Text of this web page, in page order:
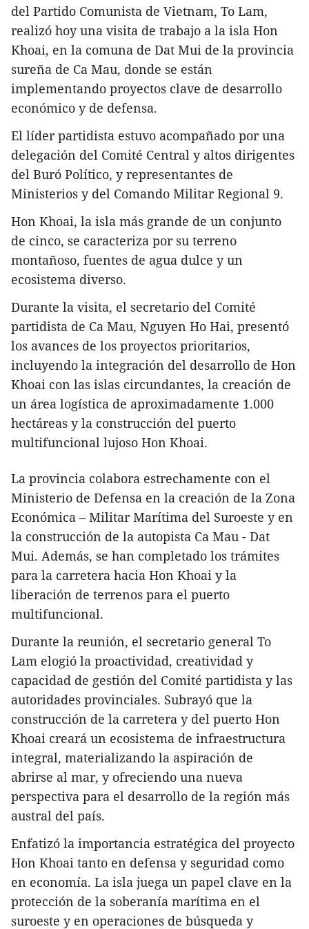
del Partido Comunista de Vietnam, To Lam,
realizó hoy una visita de trabajo a la isla Hon
Khoai, en la comuna de Dat Mui de la provincia
sureña de Ca Mau, donde se están
implementando proyectos clave de desarrollo
económico y de defensa.
El líder partidista estuvo acompañado por una
delegación del Comité Central y altos dirigentes
del Buró Político, y representantes de
Ministerios y del Comando Militar Regional 9.
Hon Khoai, la isla más grande de un conjunto
de cinco, se caracteriza por su terreno
montañoso, fuentes de agua dulce y un
ecosistema diverso.
Durante la visita, el secretario del Comité
partidista de Ca Mau, Nguyen Ho Hai, presentó
los avances de los proyectos prioritarios,
incluyendo la integración del desarrollo de Hon
Khoai con las islas circundantes, la creación de
un área logística de aproximadamente 1.000
hectáreas y la construcción del puerto
multifuncional lujoso Hon Khoai.
La provincia colabora estrechamente con el
Ministerio de Defensa en la creación de la Zona
Económica – Militar Marítima del Suroeste y en
la construcción de la autopista Ca Mau - Dat
Mui. Además, se han completado los trámites
para la carretera hacia Hon Khoai y la
liberación de terrenos para el puerto
multifuncional.
Durante la reunión, el secretario general To
Lam elogió la proactividad, creatividad y
capacidad de gestión del Comité partidista y las
autoridades provinciales. Subrayó que la
construcción de la carretera y del puerto Hon
Khoai creará un ecosistema de infraestructura
integral, materializando la aspiración de
abrirse al mar, y ofreciendo una nueva
perspectiva para el desarrollo de la región más
austral del país.
Enfatizó la importancia estratégica del proyecto
Hon Khoai tanto en defensa y seguridad como
en economía. La isla juega un papel clave en la
protección de la soberanía marítima en el
suroeste y en operaciones de búsqueda y